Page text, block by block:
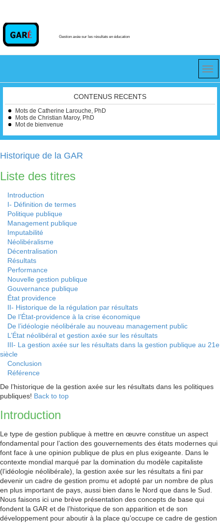
Gestion axée sur les résultats en éducation
CONTENUS RECENTS
Mots de Catherine Larouche, PhD
Mots de Christian Maroy, PhD
Mot de bienvenue
Historique de la GAR
Liste des titres
Introduction
I- Définition de termes
Politique publique
Management publique
Imputabilité
Néolibéralisme
Décentralisation
Résultats
Performance
Nouvelle gestion publique
Gouvernance publique
État providence
II- Historique de la régulation par résultats
De l’État-providence à la crise économique
De l’idéologie néolibérale au nouveau management public
L’État néolibéral et gestion axée sur les résultats
III- La gestion axée sur les résultats dans la gestion publique au 21e
siècle
Conclusion
Référence
De l’historique de la gestion axée sur les résultats dans les politiques
publiques! Back to top
Introduction
Le type de gestion publique à mettre en œuvre constitue un aspect
fondamental pour l’action des gouvernements des états modernes qui
font face à une opinion publique de plus en plus exigeante. Dans le
contexte mondial marqué par la domination du modèle capitaliste
(l’idéologie néolibérale), la gestion axée sur les résultats a fini par
devenir un cadre de gestion promu et adopté par un nombre de plus
en plus important de pays, aussi bien dans le Nord que dans le Sud.
Nous faisons ici une brève présentation des concepts de base qui
fondent la GAR et de l’historique de son apparition et de son
développement pour aboutir à la place qu’occupe ce cadre de gestion